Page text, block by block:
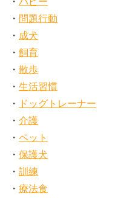
問題行動
成犬
飼育
散歩
生活習慣
ドッグトレーナー
介護
ペット
保護犬
訓練
療法食